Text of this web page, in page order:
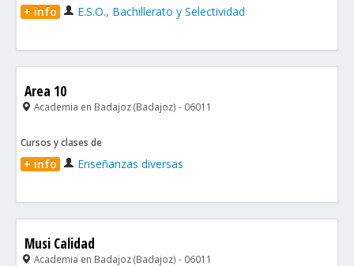
+ info E.S.O., Bachillerato y Selectividad
Area 10
Academia en Badajoz (Badajoz) - 06011
Cursos y clases de
+ info Enseñanzas diversas
Musi Calidad
Academia en Badajoz (Badajoz) - 06011